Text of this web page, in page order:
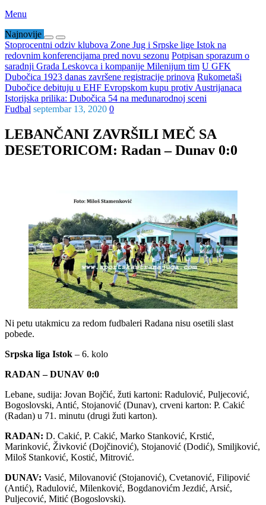
Menu
Najnovije
Stoprocentni odziv klubova Zone Jug i Srpske lige Istok na
redovnim konferencijama pred novu sezonu Potpisan sporazum o
saradnji Grada Leskovca i kompanije Milenijum tim U GFK
Dubočica 1923 danas završene registracije prinova Rukometaši
Dubočice debituju u EHF Evropskom kupu protiv Austrijanaca
Istorijska prilika: Dubočica 54 na međunarodnoj sceni
Fudbal septembar 13, 2020 0
LEBANČANI ZAVRŠILI MEČ SA
DESETORICOM: Radan – Dunav 0:0
Ni petu utakmicu za redom fudbaleri Radana nisu osetili slast
pobede.
Srpska liga Istok – 6. kolo
RADAN – DUNAV 0:0
Lebane, sudija: Jovan Bojčić, žuti kartoni: Radulović, Puljecović,
Bogoslovski, Antić, Stojanović (Dunav), crveni karton: P. Cakić
(Radan) u 71. minutu (drugi žuti karton).
RADAN: D. Cakić, P. Cakić, Marko Stanković, Krstić,
Marinković, Živković (Dojčinović), Stojanović (Dodić), Smiljković,
Miloš Stanković, Kostić, Mitrović.
DUNAV: Vasić, Milovanović (Stojanović), Cvetanović, Filipović
(Antić), Radulović, Milenković, Bogdanovićm Jezdić, Arsić,
Puljecović, Mitić (Bogoslovski).